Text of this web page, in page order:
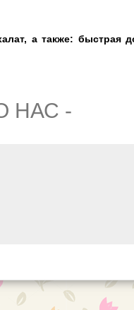
а также: быстрая
НАС -